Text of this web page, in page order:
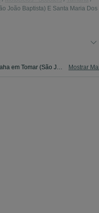
João Baptista) E Santa Maria Dos
Navegue pelos últimos anúncios de Yamaha em Tomar (São João Baptista) E Santa Maria Dos Olivais no OLX Portugal. Compre e venda produtos locais com facilidade e segurança. Mostrar